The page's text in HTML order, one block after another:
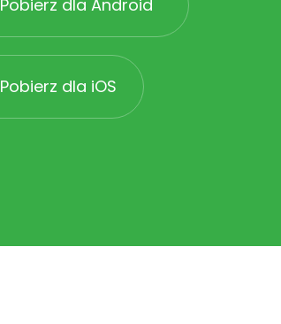
Pobierz dla Android
Pobierz dla iOS